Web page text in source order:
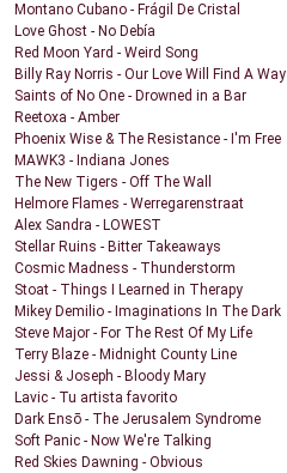
Montano Cubano - Frágil De Cristal
Love Ghost - No Debía
Red Moon Yard - Weird Song
Billy Ray Norris - Our Love Will Find A Way
Saints of No One - Drowned in a Bar
Reetoxa - Amber
Phoenix Wise & The Resistance - I'm Free
MAWK3 - Indiana Jones
The New Tigers - Off The Wall
Helmore Flames - Werregarenstraat
Alex Sandra - LOWEST
Stellar Ruins - Bitter Takeaways
Cosmic Madness - Thunderstorm
Stoat - Things I Learned in Therapy
Mikey Demilio - Imaginations In The Dark
Steve Major - For The Rest Of My Life
Terry Blaze - Midnight County Line
Jessi & Joseph - Bloody Mary
Lavic - Tu artista favorito
Dark Ensō - The Jerusalem Syndrome
Soft Panic - Now We're Talking
Red Skies Dawning - Obvious